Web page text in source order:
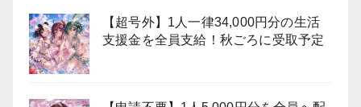
【超号外】1人一律34,000円分の生活
支援金を全員支給！秋ごろに受取予定